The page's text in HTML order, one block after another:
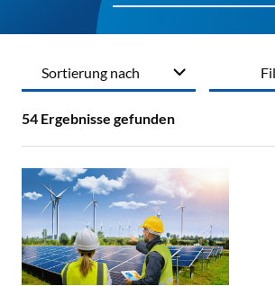
54 Ergebnisse gefunden
Sortierung nach